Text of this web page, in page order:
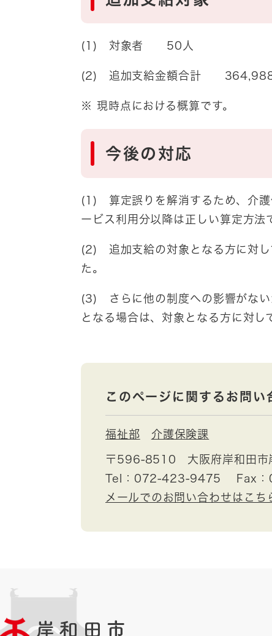
(1) 対象者 50人
(2) 追加支給金額合計
※ 現時点における概算です。
今後の対応
(1) 算定誤りを解消するため、介
ービス利用分以降は正しい算定方法
(2) 追加支給の対象となる方に対し
た。
(3) さらに他の制度への影響がない
となる場合は、対象となる方に対し
このページに関するお問い
福祉部 介護保険課
〒596-8510
大阪府岸和田
Tel：072-423-9475
Fax
メールでのお問い合わせはこち